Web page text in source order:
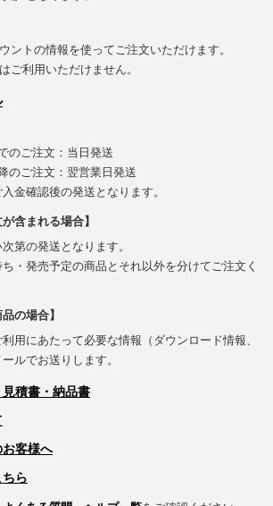
ントの情報を使ってご注文いただけます。
ご利用いただけません。
のご注文：当日発送
のご注文：翌営業日発送
金確認後の発送となります。
含まれる場合】
第の発送となります。
・発売予定の商品とそれ以外を分けてご注文く
の場合】
用にあたって必要な情報（ダウンロード情報、
ルでお送りします。
積書・納品書
客様へ
ら